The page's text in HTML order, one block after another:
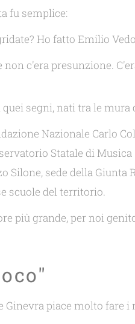
fu semplice:
Ho fatto Emilio
non c'era presunzione.
quei segni, nati tra le
Nazionale Carlo
Statale di
Silone, sede della Giunta
scuole del territorio.
più grande, per noi
Ginevra piace molto fare